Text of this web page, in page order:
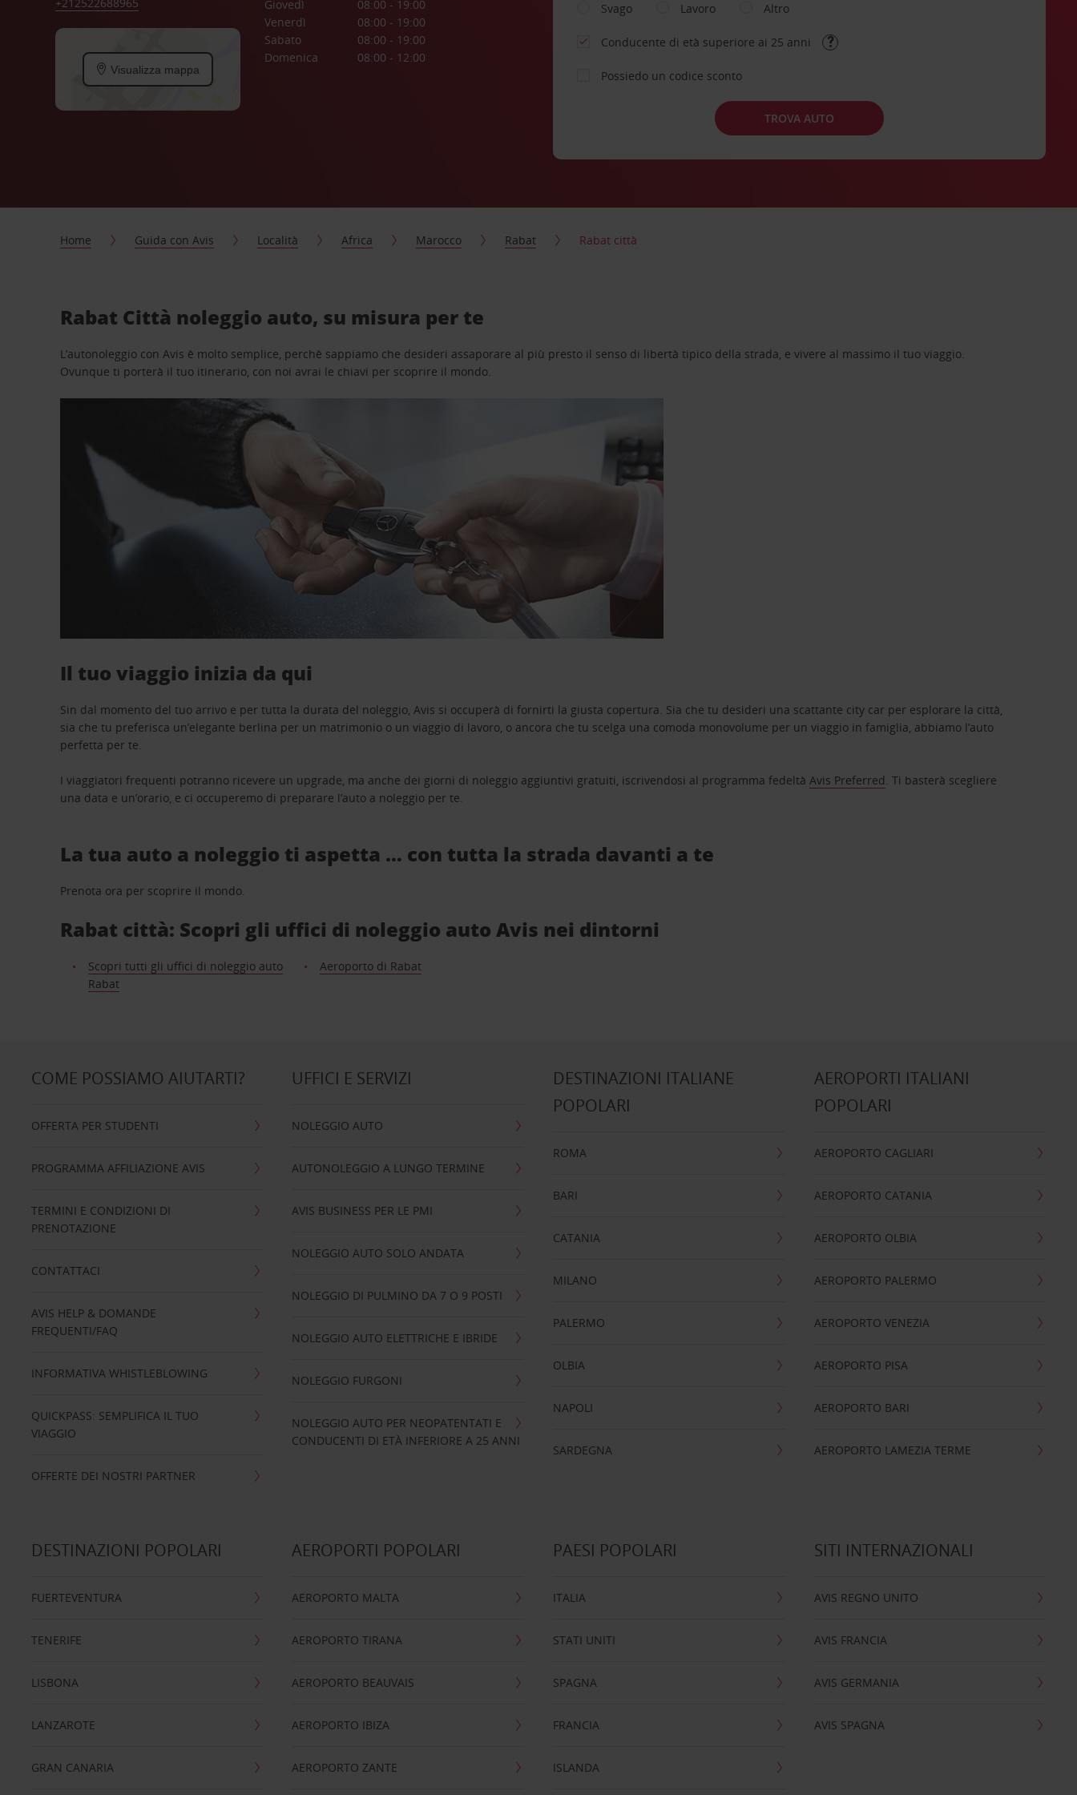
Visualizza mappa
Giovedì
08:00 - 19:00
Venerdì
08:00 - 19:00
Sabato
08:00 - 19:00
Domenica
08:00 - 12:00
Svago
Lavoro Altro
Conducente di età superiore ai 25 anni
Possiedo un codice sconto
TROVA AUTO
Home Guida con Avis Località Africa Marocco Rabat Rabat città
Rabat Città noleggio auto, su misura per te
L’autonoleggio con Avis è molto semplice, perchè sappiamo che desideri assaporare al più presto il senso di libertà tipico della strada, e vivere al massimo il tuo viaggio.
Ovunque ti porterà il tuo itinerario, con noi avrai le chiavi per scoprire il mondo.
Il tuo viaggio inizia da qui
Sin dal momento del tuo arrivo e per tutta la durata del noleggio, Avis si occuperà di fornirti la giusta copertura. Sia che tu desideri una scattante city car per esplorare la città,
sia che tu preferisca un’elegante berlina per un matrimonio o un viaggio di lavoro, o ancora che tu scelga una comoda monovolume per un viaggio in famiglia, abbiamo l’auto
perfetta per te.
I viaggiatori frequenti potranno ricevere un upgrade, ma anche dei giorni di noleggio aggiuntivi gratuiti, iscrivendosi al programma fedeltàAvis Preferred. Ti basterà scegliere
una data e un’orario, e ci occuperemo di preparare l’auto a noleggio per te.
La tua auto a noleggio ti aspetta … con tutta la strada davanti a te
Prenota ora per scoprire il mondo.
Rabat città: Scopri gli uffici di noleggio auto Avis nei dintorni
Scopri tutti gli uffici di noleggio auto
Rabat
Aeroporto di Rabat
COME POSSIAMO AIUTARTI?
OFFERTA PER STUDENTI
PROGRAMMA AFFILIAZIONE AVIS
TERMINI E CONDIZIONI DI
PRENOTAZIONE
CONTATTACI
AVIS HELP & DOMANDE
FREQUENTI/FAQ
INFORMATIVA WHISTLEBLOWING
QUICKPASS: SEMPLIFICA IL TUO
VIAGGIO
OFFERTE DEI NOSTRI PARTNER
UFFICI E SERVIZI
NOLEGGIO AUTO
AUTONOLEGGIO A LUNGO TERMINE
AVIS BUSINESS PER LE PMI
NOLEGGIO AUTO SOLO ANDATA
NOLEGGIO DI PULMINO DA 7 O 9 POSTI
NOLEGGIO AUTO ELETTRICHE E IBRIDE
NOLEGGIO FURGONI
NOLEGGIO AUTO PER NEOPATENTATI E
CONDUCENTI DI ETÀ INFERIORE A 25 ANNI
DESTINAZIONI ITALIANE
POPOLARI
ROMA
BARI
CATANIA
MILANO
PALERMO
OLBIA
NAPOLI
SARDEGNA
AEROPORTI ITALIANI
POPOLARI
AEROPORTO CAGLIARI
AEROPORTO CATANIA
AEROPORTO OLBIA
AEROPORTO PALERMO
AEROPORTO VENEZIA
AEROPORTO PISA
AEROPORTO BARI
AEROPORTO LAMEZIA TERME
DESTINAZIONI POPOLARI
FUERTEVENTURA
TENERIFE
LISBONA
LANZAROTE
GRAN CANARIA
AEROPORTI POPOLARI
AEROPORTO MALTA
AEROPORTO TIRANA
AEROPORTO BEAUVAIS
AEROPORTO IBIZA
AEROPORTO ZANTE
PAESI POPOLARI
ITALIA
STATI UNITI
SPAGNA
FRANCIA
ISLANDA
SITI INTERNAZIONALI
AVIS REGNO UNITO
AVIS FRANCIA
AVIS GERMANIA
AVIS SPAGNA